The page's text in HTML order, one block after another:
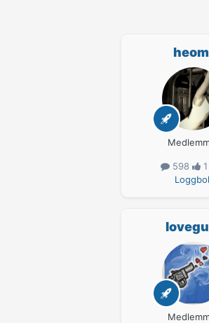
heom
598